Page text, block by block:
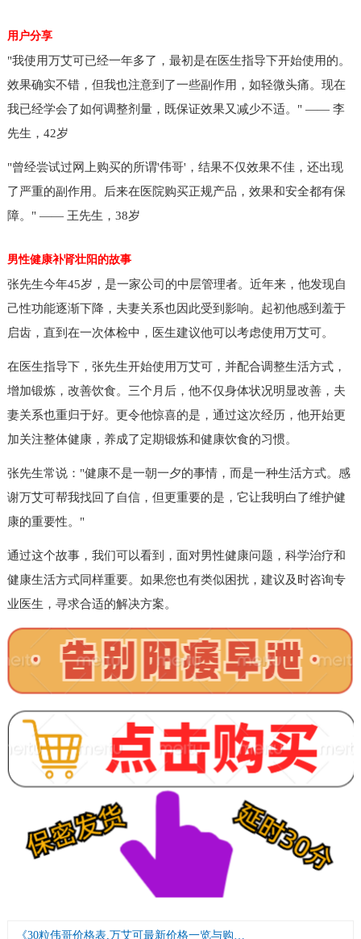
用户分享
"我使用万艾可已经一年多了，最初是在医生指导下开始使用的。
效果确实不错，但我也注意到了一些副作用，如轻微头痛。现在
我已经学会了如何调整剂量，既保证效果又减少不适。" —— 李
先生，42岁
"曾经尝试过网上购买的所谓'伟哥'，结果不仅效果不佳，还出现
了严重的副作用。后来在医院购买正规产品，效果和安全都有保
障。" —— 王先生，38岁
男性健康补肾壮阳的故事
张先生今年45岁，是一家公司的中层管理者。近年来，他发现自
己性功能逐渐下降，夫妻关系也因此受到影响。起初他感到羞于
启齿，直到在一次体检中，医生建议他可以考虑使用万艾可。
在医生指导下，张先生开始使用万艾可，并配合调整生活方式，
增加锻炼，改善饮食。三个月后，他不仅身体状况明显改善，夫
妻关系也重归于好。更令他惊喜的是，通过这次经历，他开始更
加关注整体健康，养成了定期锻炼和健康饮食的习惯。
张先生常说："健康不是一朝一夕的事情，而是一种生活方式。感
谢万艾可帮我找回了自信，但更重要的是，它让我明白了维护健
康的重要性。"
通过这个故事，我们可以看到，面对男性健康问题，科学治疗和
健康生活方式同样重要。如果您也有类似困扰，建议及时咨询专
业医生，寻求合适的解决方案。
《30粒伟哥价格表,万艾可最新价格一览与购买指南》